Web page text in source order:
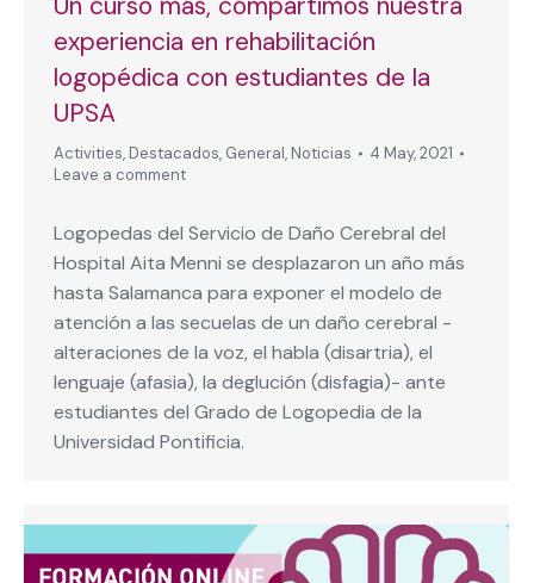
experiencia en rehabilitación
logopédica con estudiantes de la
UPSA
Activities, Destacados, General, Noticias
4 May, 2021
Leave a comment
Logopedas del Servicio de Daño Cerebral del
Hospital Aita Menni se desplazaron un año más
hasta Salamanca para exponer el modelo de
atención a las secuelas de un daño cerebral -
alteraciones de la voz, el habla (disartria), el
lenguaje (afasia), la deglución (disfagia)- ante
estudiantes del Grado de Logopedia de la
Universidad Pontificia.